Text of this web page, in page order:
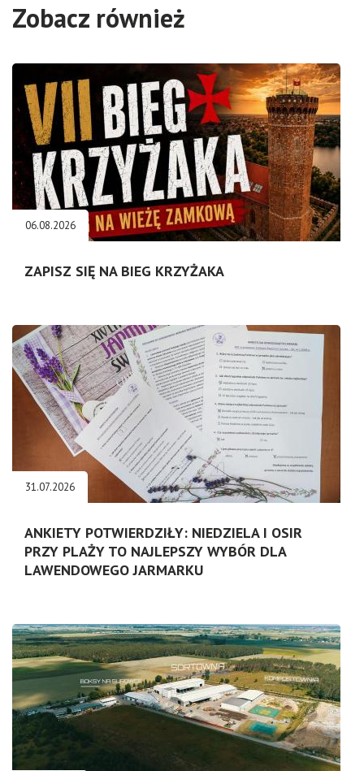
Zobacz również
06.08.2026
ZAPISZ SIĘ NA BIEG KRZYŻAKA
31.07.2026
ANKIETY POTWIERDZIŁY: NIEDZIELA I OSIR
PRZY PLAŻY TO NAJLEPSZY WYBÓR DLA
LAWENDOWEGO JARMARKU